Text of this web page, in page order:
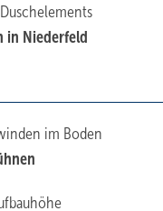
in Niederfeld
im Boden